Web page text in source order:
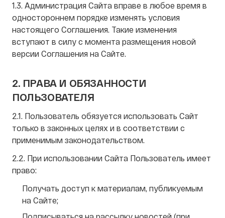
1.3. Администрация Сайта вправе в любое время в
одностороннем порядке изменять условия
настоящего Соглашения. Такие изменения
вступают в силу с момента размещения новой
версии Соглашения на Сайте.
2. ПРАВА И ОБЯЗАННОСТИ
ПОЛЬЗОВАТЕЛЯ
2.1. Пользователь обязуется использовать Сайт
только в законных целях и в соответствии с
применимым законодательством.
2.2. При использовании Сайта Пользователь имеет
право:
Получать доступ к материалам, публикуемым
на Сайте;